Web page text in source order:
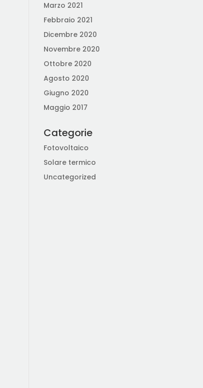
Marzo 2021
Febbraio 2021
Dicembre 2020
Novembre 2020
Ottobre 2020
Agosto 2020
Giugno 2020
Maggio 2017
Categorie
Fotovoltaico
Solare termico
Uncategorized